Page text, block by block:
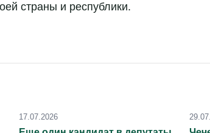
страны и республики.
17.07.2026